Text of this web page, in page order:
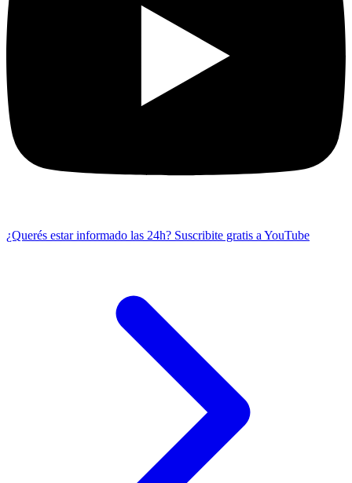
¿Querés estar informado las 24h? Suscribite gratis a YouTube